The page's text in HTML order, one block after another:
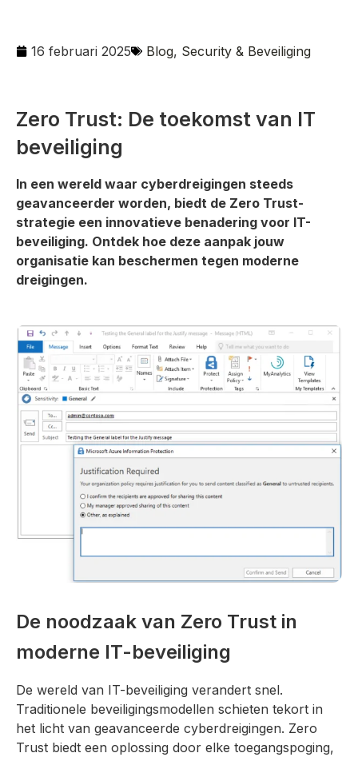
16 februari 2025 Blog, Security & Beveiliging
Zero Trust: De toekomst van IT
beveiliging
In een wereld waar cyberdreigingen steeds
geavanceerder worden, biedt de Zero Trust-
strategie een innovatieve benadering voor IT-
beveiliging. Ontdek hoe deze aanpak jouw
organisatie kan beschermen tegen moderne
dreigingen.
De noodzaak van Zero Trust in
moderne IT-beveiliging
De wereld van IT-beveiliging verandert snel.
Traditionele beveiligingsmodellen schieten tekort in
het licht van geavanceerde cyberdreigingen. Zero
Trust biedt een oplossing door elke toegangspoging,